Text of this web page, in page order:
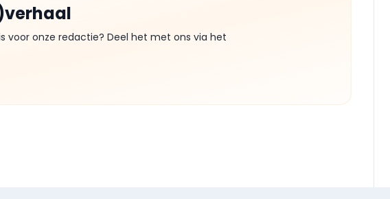
voor onze redactie? Deel het met ons via het